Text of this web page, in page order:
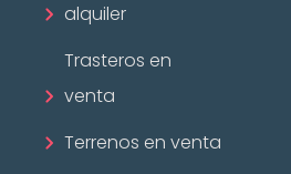
alquiler
Trasteros en
venta
Terrenos en venta